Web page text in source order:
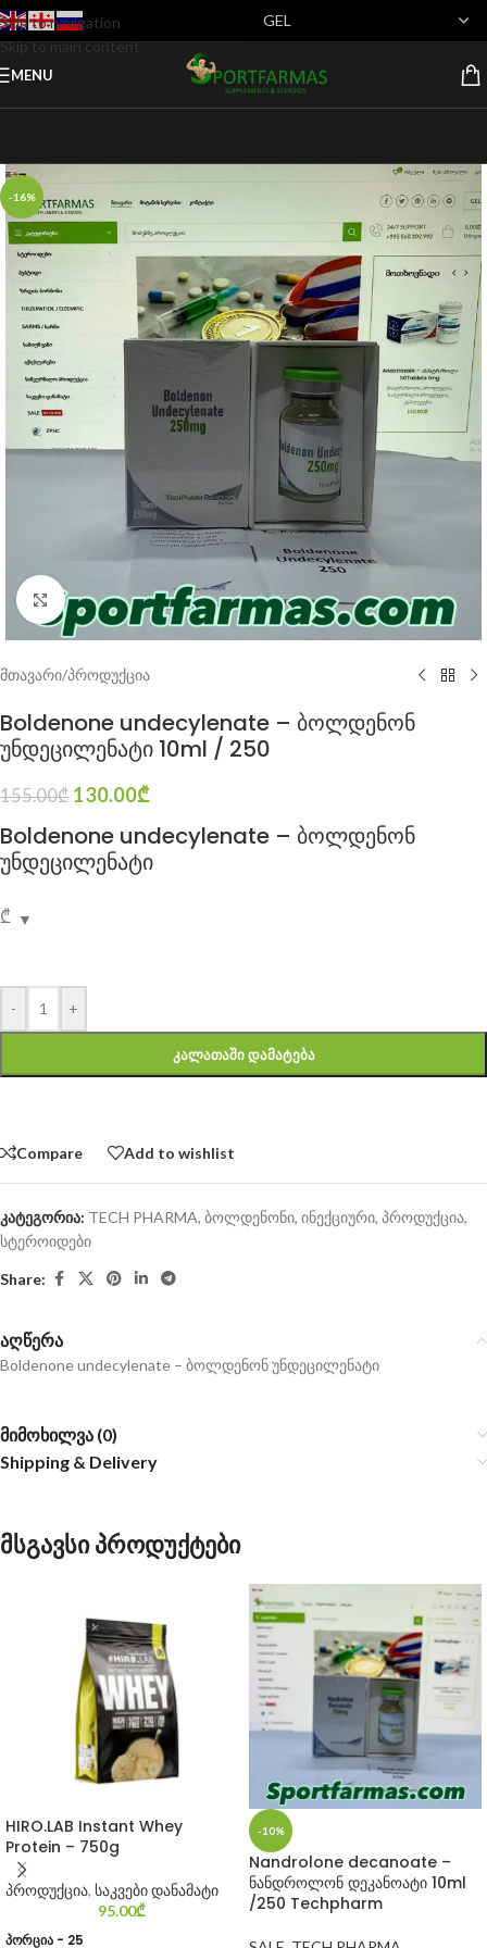
Skip to navigation
Skip to main content
MENU
-16%
Click to enlarge
მთავარი/პროდუქცია
Boldenone undecylenate – ბოლდენონ
უნდეცილენატი 10ml / 250
155.00₾ 130.00₾
Boldenone undecylenate – ბოლდენონ
უნდეცილენატი
₾
- +
ᲙᲐᲚᲐᲗᲐᲨᲘ ᲓᲐᲛᲐᲢᲔᲑᲐ
Compare Add to wishlist
კატეგორია: TECH PHARMA, ბოლდენონი, ინექციური, პროდუქცია,
სტეროიდები
Share:
აღწერა
Boldenone undecylenate – ბოლდენონ უნდეცილენატი
მიმოხილვა (0)
Shipping & Delivery
მსგავსი პროდუქტები
HIRO.LAB Instant Whey
Protein – 750g
პროდუქცია, საკვები დანამატი
95.00₾
პორცია - 25
-10%
Nandrolone decanoate –
ნანდროლონ დეკანოატი 10ml
/250 Techpharm